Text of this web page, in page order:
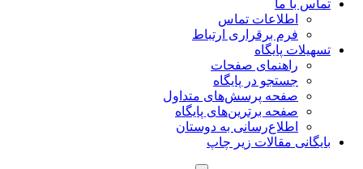
تماس با ما
اطلاعات تماس
فرم برقراری ارتباط
تسهیلات پایگاه
راهنمای صفحات
جستجو در پایگاه
صفحه پرسش‌های متداول
صفحه برترین‌های پایگاه
اطلاع‌رسانی به دوستان
بایگانی مقالات زیر چاپ